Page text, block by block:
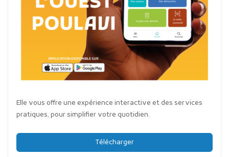
Elle vous offre une expérience interactive et des services
pratiques, pour simplifier votre quotidien.
Télécharger